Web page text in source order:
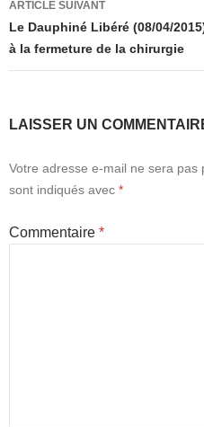
ARTICLE SUIVANT
Le Dauphiné Libéré (08/04/
à la fermeture de la chirurgie
LAISSER UN
Votre adresse e-mail ne sera pas
sont indiqués avec *
Commentaire *